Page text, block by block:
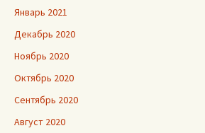
Январь 2021
Декабрь 2020
Ноябрь 2020
Октябрь 2020
Сентябрь 2020
Август 2020